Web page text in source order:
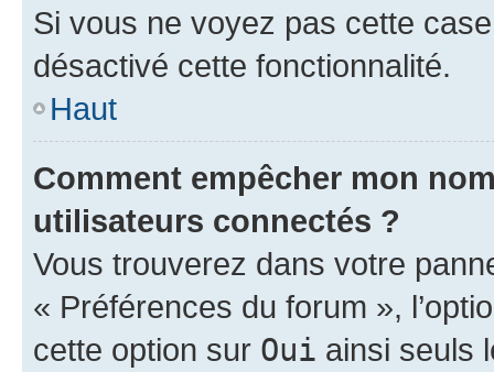
Si vous ne voyez pas cette
désactivé cette fonctionnalité.
Haut
Comment empêcher mon
utilisateurs connectés ?
Vous trouverez dans votre
« Préférences du forum »,
cette option sur Oui ainsi seuls